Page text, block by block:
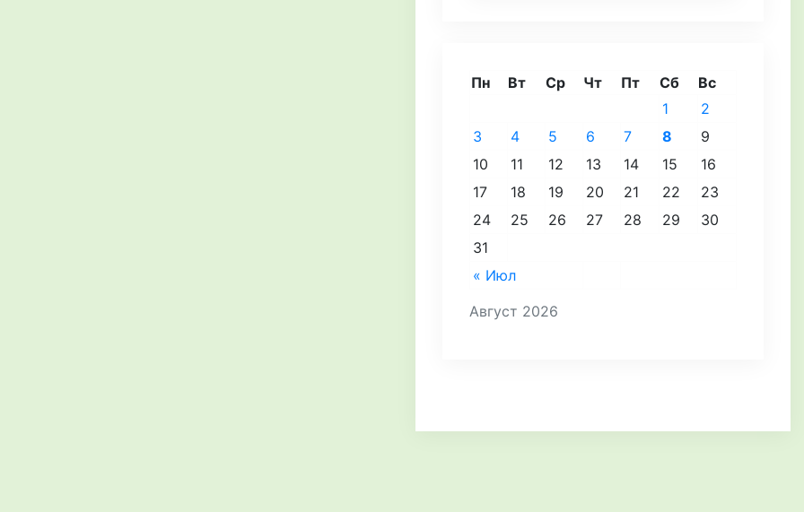
Август 2026
Пн Вт Ср Чт Пт Сб Вс
« Июл
1
2
3
4 5 6 7 8
9
10
11 12 13 14 15
16
17
18 19 20 21 22
23
24
25 26 27 28 29
30
31